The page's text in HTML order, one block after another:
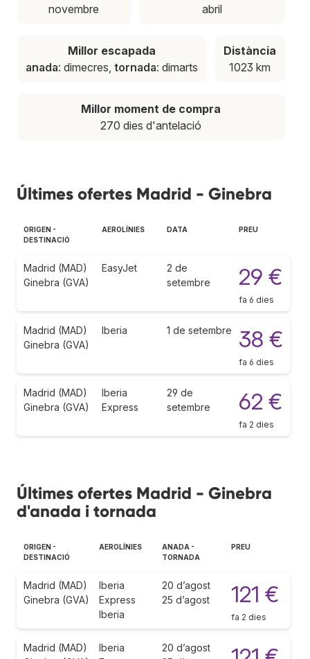
novembre
abril
Millor escapada
anada: dimecres, tornada: dimarts
Distància
1023 km
Millor moment de compra
270 dies d'antelació
Últimes ofertes Madrid - Ginebra
ORIGEN -
DESTINACIÓ
AEROLÍNIES DATA PREU
Madrid (MAD)
Ginebra (GVA)
EasyJet
2 de
setembre
29 €
fa 6 dies
Madrid (MAD)
Ginebra (GVA)
Iberia 1 de setembre 38 €
fa 6 dies
Madrid (MAD)
Ginebra (GVA)
Iberia
Express
29 de
setembre
62 €
fa 2 dies
Últimes ofertes Madrid - Ginebra
d'anada i tornada
ORIGEN -
DESTINACIÓ
AEROLÍNIES
ANADA -
TORNADA
PREU
Madrid (MAD)
Ginebra (GVA)
Iberia
Express
Iberia
20 d’agost
25 d’agost
121 €
fa 2 dies
Madrid (MAD)
Iberia
20 d’agost